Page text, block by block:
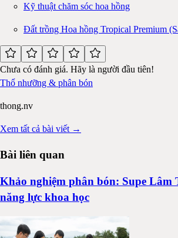
Kỹ thuật chăm sóc hoa hồng
Đất trồng Hoa hồng Tropical Premium
Chưa có đánh giá. Hãy là người đầu tiên!
Thổ nhưỡng & phân bón
thong.nv
Xem tất cả bài viết →
Bài liên quan
Khảo nghiệm phân bón: Supe Lâm
năng lực khoa học